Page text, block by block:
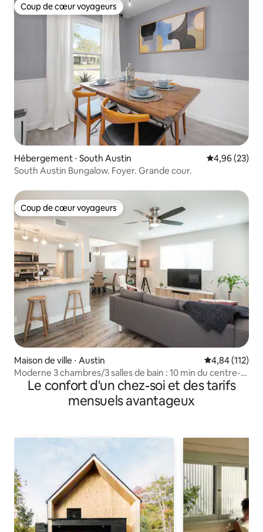
Coup de cœur voyageurs
Coup de cœur voyageurs
Hébergement ⋅ South Austin Évaluation
4,96 (23)
South Austin Bungalow. Foyer. Grande cour.
Coup de cœur voyageurs
Coup de cœur voyageurs
Maison de ville ⋅ Austin Évaluation
4,84 (112)
Moderne 3 chambres/3 salles de bain : 10 min du centre-
ville et de l'aéroport
Le confort d'un chez-soi et des tarifs
mensuels avantageux